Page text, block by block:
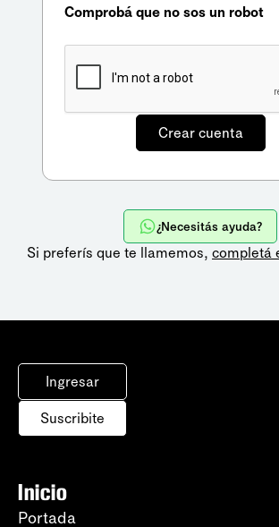
Comprobá que no sos un robot
¿Necesitás ayuda?
Si preferís que te llamemos, completá
Ingresar
Suscribite
Inicio
Portada